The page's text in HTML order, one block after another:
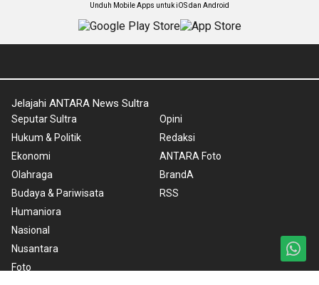
Unduh Mobile Apps untuk iOS dan Android
Jelajahi ANTARA News Sultra
Seputar Sultra
Hukum & Politik
Ekonomi
Olahraga
Budaya & Pariwisata
Humaniora
Nasional
Nusantara
Foto
Opini
Redaksi
ANTARA Foto
BrandA
RSS